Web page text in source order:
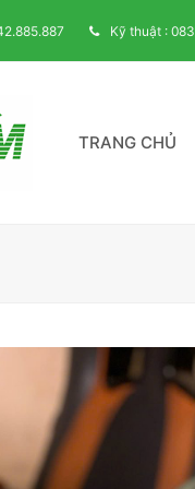
Kỹ thuật :
TRANG CHỦ